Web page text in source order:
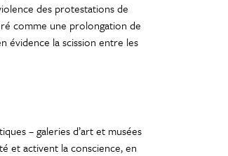
des protestations de
comme une prolongation de
évidence la scission entre les
– galeries d’art et musées
et activent la conscience, en